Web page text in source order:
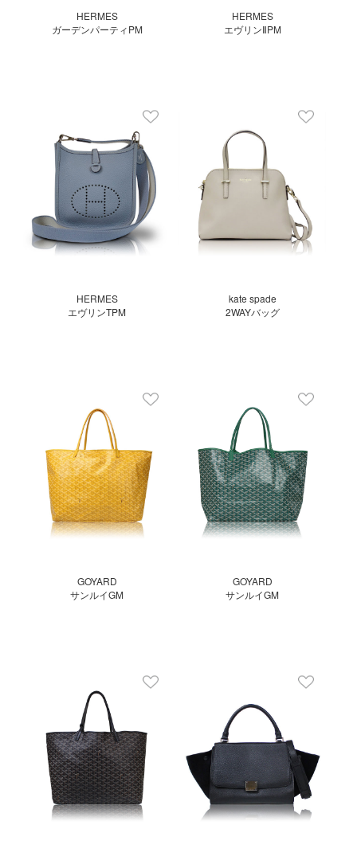
HERMES
ガーデンパーティPM
HERMES
エヴリンⅡPM
HERMES
エヴリンTPM
kate spade
2WAYバッグ
GOYARD
サンルイGM
GOYARD
サンルイGM